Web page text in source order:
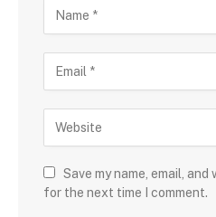
Save my name, email,
for the next time I comment.